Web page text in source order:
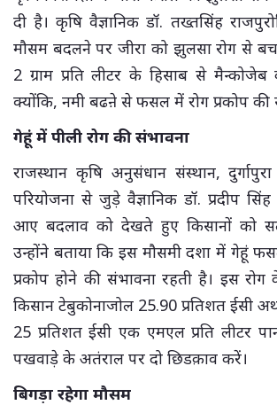
दी है। कृषि वैज्ञानिक डॉ. तख्तसिंह
मौसम बदलने पर जीरा को झुलसा रोग से
2 ग्राम प्रति लीटर के हिसाब से
क्योंकि, नमी बढऩे से फसल में रोग प्रकोप की
गेहूं में पीली रोग की संभावना
राजस्थान कृषि अनुसंधान संस्थान,
परियोजना से जुड़े वैज्ञानिक डॉ. प्रदीप
आए बदलाव को देखते हुए किसानों को
उन्होंने बताया कि इस मौसमी दशा में गेहूं
प्रकोप होने की संभावना रहती है। इस
किसान टेबुकोनाजोल 25.90 प्रतिशत ईसी
25 प्रतिशत ईसी एक एमएल प्रति लीटर
पखवाड़े के अतंराल पर दो छिडक़ाव करें।
बिगड़ा रहेगा मौसम